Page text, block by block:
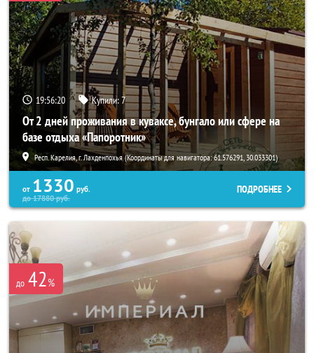
19:56:18 Купили:7
От 2 дней проживания в куваксе, бунгало или сфере на
базе отдыха «Папоротник»
Респ. Карелия, г. Лахденпохья (Координаты для навигатора: 61.576291, 30.033301)
от 1330 руб.
до17880руб.
ПОДРОБНЕЕ
до 42%